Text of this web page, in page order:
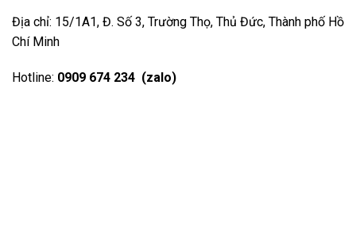
Địa chỉ: 15/1A1, Đ. Số 3, Trường Thọ, Thủ Đức, Thành phố Hồ
Chí Minh
Hotline: 0909 674 234 (zalo)